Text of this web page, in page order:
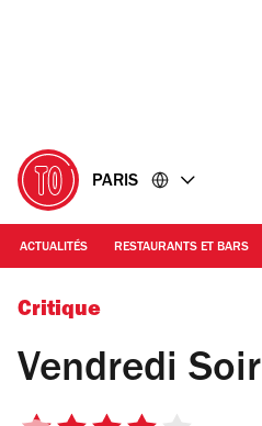
PARIS
ACTUALITÉS RESTAURANTS ET BARS
Vendredi Soir
Critique
Vendredi Soir